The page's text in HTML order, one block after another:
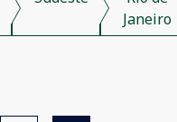
Janeiro